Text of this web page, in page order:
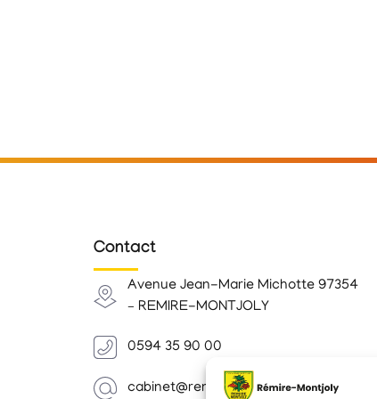
Contact
Avenue Jean-Marie Michotte 97354
– REMIRE-MONTJOLY
0594 35 90 00
cabinet@remiremontjoly.fr